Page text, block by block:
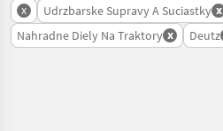
x Udrzbarske Supravy A Suciastky x
Nahradne Diely Na Traktory x Deutz